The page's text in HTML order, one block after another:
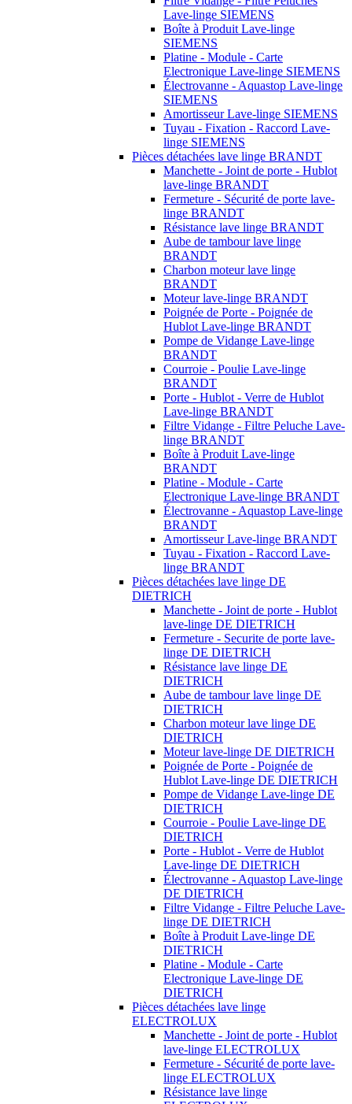
Lave-linge SIEMENS
Boîte à Produit Lave-linge
SIEMENS
Platine - Module - Carte
Electronique Lave-linge SIEMENS
Électrovanne - Aquastop Lave-linge
SIEMENS
Amortisseur Lave-linge SIEMENS
Tuyau - Fixation - Raccord Lave-
linge SIEMENS
Pièces détachées lave linge BRANDT
Manchette - Joint de porte - Hublot
lave-linge BRANDT
Fermeture - Sécurité de porte lave-
linge BRANDT
Résistance lave linge BRANDT
Aube de tambour lave linge
BRANDT
Charbon moteur lave linge
BRANDT
Moteur lave-linge BRANDT
Poignée de Porte - Poignée de
Hublot Lave-linge BRANDT
Pompe de Vidange Lave-linge
BRANDT
Courroie - Poulie Lave-linge
BRANDT
Porte - Hublot - Verre de Hublot
Lave-linge BRANDT
Filtre Vidange - Filtre Peluche Lave-
linge BRANDT
Boîte à Produit Lave-linge
BRANDT
Platine - Module - Carte
Electronique Lave-linge BRANDT
Électrovanne - Aquastop Lave-linge
BRANDT
Amortisseur Lave-linge BRANDT
Tuyau - Fixation - Raccord Lave-
linge BRANDT
Pièces détachées lave linge DE
DIETRICH
Manchette - Joint de porte - Hublot
lave-linge DE DIETRICH
Fermeture - Securite de porte lave-
linge DE DIETRICH
Résistance lave linge DE
DIETRICH
Aube de tambour lave linge DE
DIETRICH
Charbon moteur lave linge DE
DIETRICH
Moteur lave-linge DE DIETRICH
Poignée de Porte - Poignée de
Hublot Lave-linge DE DIETRICH
Pompe de Vidange Lave-linge DE
DIETRICH
Courroie - Poulie Lave-linge DE
DIETRICH
Porte - Hublot - Verre de Hublot
Lave-linge DE DIETRICH
Électrovanne - Aquastop Lave-linge
DE DIETRICH
Filtre Vidange - Filtre Peluche Lave-
linge DE DIETRICH
Boîte à Produit Lave-linge DE
DIETRICH
Platine - Module - Carte
Electronique Lave-linge DE
DIETRICH
Pièces détachées lave linge
ELECTROLUX
Manchette - Joint de porte - Hublot
lave-linge ELECTROLUX
Fermeture - Sécurité de porte lave-
linge ELECTROLUX
Résistance lave linge